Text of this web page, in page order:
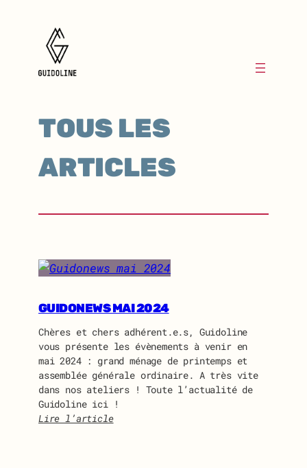
TOUS LES
ARTICLES
GUIDONEWS MAI 2024
Chères et chers adhérent.e.s, Guidoline
vous présente les évènements à venir en
mai 2024 : grand ménage de printemps et
assemblée générale ordinaire. A très vite
dans nos ateliers ! Toute l’actualité de
Guidoline ici !
Lire l’article